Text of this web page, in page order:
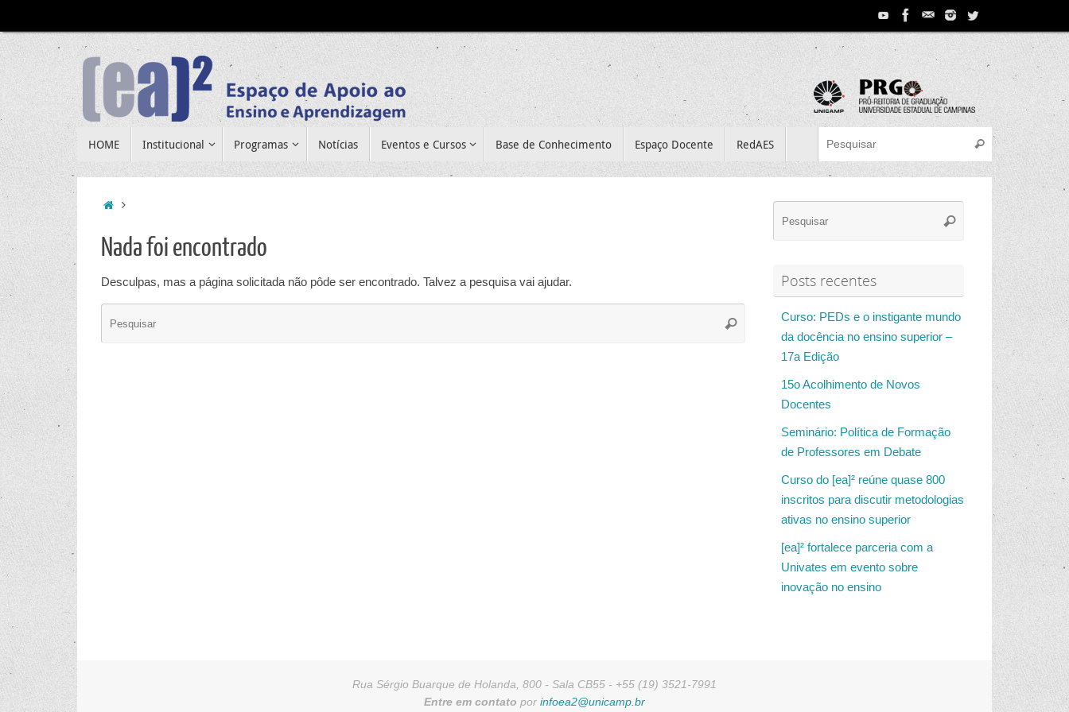
para
conteúdo
para
conteúdo
HOME Institucional Programas Notícias Eventos e Cursos Base de Conhecimento Espaço Docente RedAES
Search for:
Pesquisar
Home
Nada foi encontrado
Desculpas, mas a página solicitada não pôde ser encontrado. Talvez a pesquisa vai ajudar.
Search
Pesquisar
Pesquisar
Posts recentes
Curso: PEDs e o instigante mundo
da docência no ensino superior –
17a Edição
15o Acolhimento de Novos
Docentes
Seminário: Política de Formação
de Professores em Debate
Curso do [ea]² reúne quase 800
inscritos para discutir metodologias
ativas no ensino superior
[ea]² fortalece parceria com a
Univates em evento sobre
inovação no ensino
Rua Sérgio Buarque de Holanda, 800 - Sala CB55 - +55 (19) 3521-7991
Entre em contato por infoea2@unicamp.br